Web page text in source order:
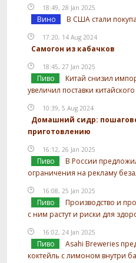
18:49, 28 Jan 2025
Вино В США стали
17:20, 14 Aug 2024
Самогон из кабачков
18:45, 27 Jan 2025
Пиво
Китай снизил
увеличил поставки
10:39, 5 Aug 2024
Домашний сидр:
приготовлению
16:12, 26 Jan 2025
Пиво
В России
ограничения на рекламу
16:08, 25 Jan 2025
Пиво
Производство и
с ним растут и риски для
16:02, 24 Jan 2025
Пиво
Asahi Breweries
коктейль с лимоном внутри